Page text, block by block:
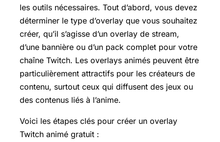
les outils nécessaires. Tout d’abord, vous devez
déterminer le type d’overlay que vous souhaitez
créer, qu’il s’agisse d’un overlay de stream,
d’une bannière ou d’un pack complet pour votre
chaîne Twitch. Les overlays animés peuvent être
particulièrement attractifs pour les créateurs de
contenu, surtout ceux qui diffusent des jeux ou
des contenus liés à l’anime.
Voici les étapes clés pour créer un overlay
Twitch animé gratuit :